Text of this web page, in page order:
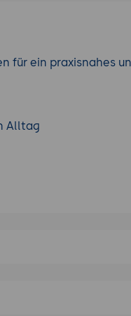
für ein praxisnahes
Alltag
nutzen